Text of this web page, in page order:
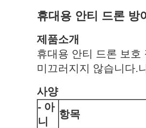
휴대용 안티 드론 방
제품소개
휴대용 안티 드론 보
미끄러지지 않습니다.
사양
- 아
니
항목